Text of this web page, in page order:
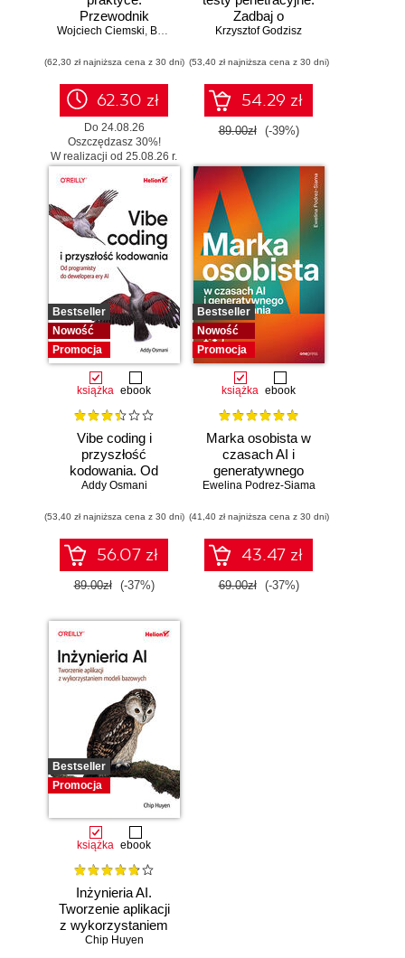
Przewodnik
wdrożeniowy dla
Wojciech Ciemski, Bartłomiej Wieczorek
(62,30 zł najniższa cena z 30 dni)
62.30 zł
Do 24.08.26
Oszczędzasz 30%!
W realizacji od 25.08.26 r.
Zadbaj o
bezpieczeństwo
Krzysztof Godzisz
(53,40 zł najniższa cena z 30 dni)
54.29 zł
89.00zł (-39%)
Bestseller
Nowość
Promocja
książka ebook
Vibe coding i
przyszłość
kodowania. Od
programisty do
Addy Osmani
(53,40 zł najniższa cena z 30 dni)
56.07 zł
89.00zł (-37%)
Bestseller
Nowość
Promocja
książka ebook
Marka osobista w
czasach AI i
generatywnego
wyszukiwania
Ewelina Podrez-Siama
(41,40 zł najniższa cena z 30 dni)
43.47 zł
69.00zł (-37%)
Bestseller
Promocja
książka ebook
Inżynieria AI.
Tworzenie aplikacji
z wykorzystaniem
modeli bazowych
Chip Huyen